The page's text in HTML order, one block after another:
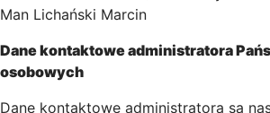
Man Lichański Marcin
Dane kontaktowe administratora
osobowych
Dane kontaktowe administratora są